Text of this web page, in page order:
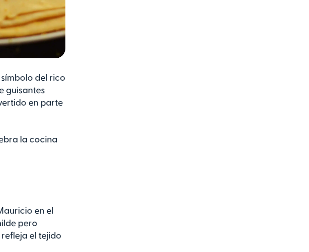
del rico
guisantes
en parte
la cocina
en el
pero
el tejido